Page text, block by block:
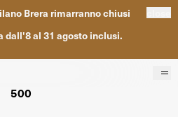
Brera rimarrannochiusi
dall'8al 31 agosto inclusi.
500